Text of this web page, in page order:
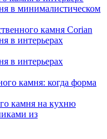
в минималистическом
камня Corian
в интерьерах
в интерьерах
камня: когда форма
камня на кухню
из